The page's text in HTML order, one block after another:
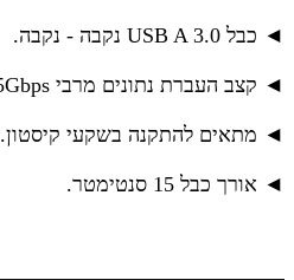
◄ כבל USB A 3.0 נקבה - נקבה.
◄ קצב העברת נתונים מרבי 5Gbps.
◄ מתאים להתקנה בשקעי קיסטון.
◄ אורך כבל 15 סנטימטר.